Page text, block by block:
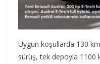
Uygun koşullarda 130
sürüş, tek depoyla 1100